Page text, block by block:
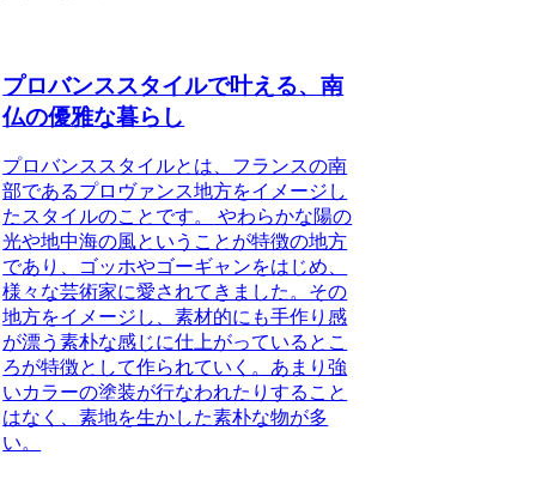
プロバンススタイルで叶える、南
仏の優雅な暮らし
プロバンススタイルとは、フランスの南
部であるプロヴァンス地方をイメージし
たスタイルのことです。
やわらかな陽の
光や地中海の風ということが特徴の地方
であり、ゴッホやゴーギャンをはじめ、
様々な芸術家に愛されてきました。その
地方をイメージし、素材的にも手作り感
が漂う素朴な感じに仕上がっているとこ
ろが特徴として作られていく。あまり強
いカラーの塗装が行なわれたりすること
はなく、素地を生かした素朴な物が多
い。